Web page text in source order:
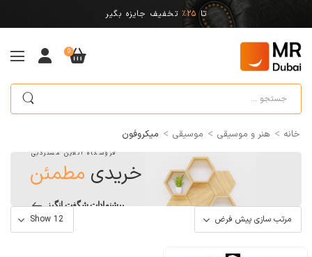
تا 25% تخفیف جایزه بگیر
0
خانه > هنر و موسیقی > موسیقی > میکروفون
فروشگاه آنلاین مستردبی
خریدی مطمئن
پیشنهادات شگفت انگیز